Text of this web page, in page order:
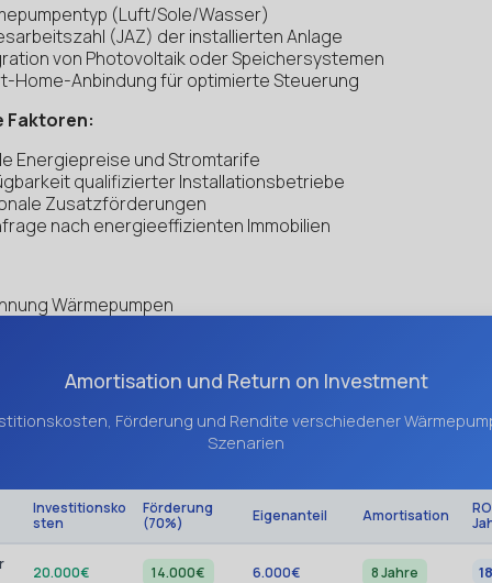
(Luft/Sole/Wasser)
(JAZ) der installierten Anlage
von Photovoltaik oder Speichersystemen
Home-Anbindung für optimierte Steuerung
Faktoren:
Energiepreise und Stromtarife
qualifizierter Installationsbetriebe
Zusatzförderungen
nach energieeffizienten Immobilien
Wärmepumpen
Amortisation und Return on Investment
Förderung und Rendite verschiedener
Szenarien
Investitionsko
sten
Förderung
(70%)
Eigenanteil Amortisation
20.000€ 14.000€ 6.000€ 8 Jahre